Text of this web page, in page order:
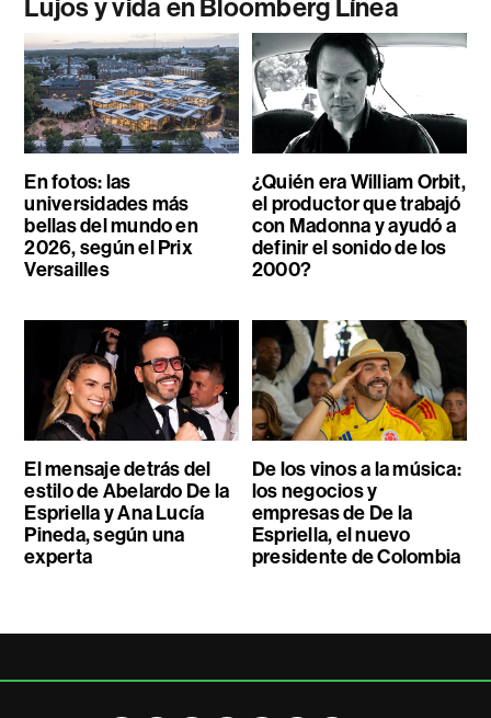
Lujos y vida en Bloomberg Línea
En fotos: las
universidades más
bellas del mundo en
2026, según el Prix
Versailles
¿Quién era William Orbit,
el productor que trabajó
con Madonna y ayudó a
definir el sonido de los
2000?
El mensaje detrás del
estilo de Abelardo De la
Espriella y Ana Lucía
Pineda, según una
experta
De los vinos a la música:
los negocios y
empresas de De la
Espriella, el nuevo
presidente de Colombia